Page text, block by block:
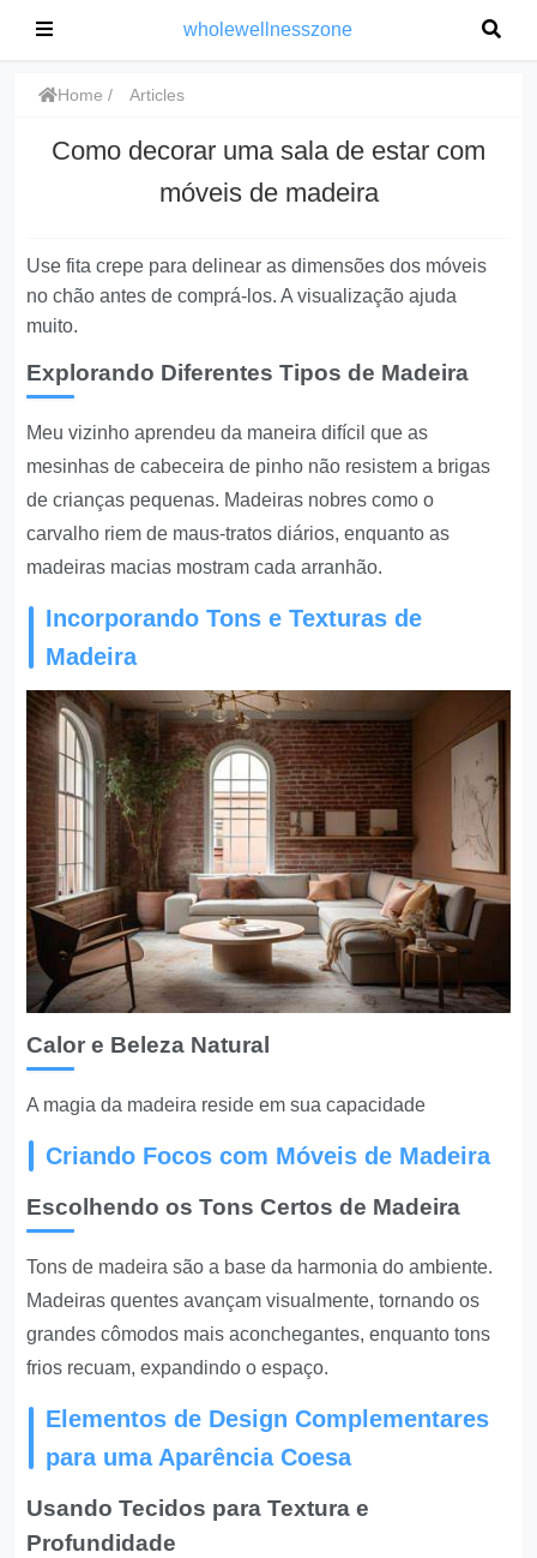
wholewellnesszone
Home Articles
Como decorar uma sala de estar com
móveis de madeira
Use fita crepe para delinear as dimensões dos móveis
no chão antes de comprá-los. A visualização ajuda
muito.
Explorando Diferentes Tipos de Madeira
Meu vizinho aprendeu da maneira difícil que as
mesinhas de cabeceira de pinho não resistem a brigas
de crianças pequenas. Madeiras nobres como o
carvalho riem de maus-tratos diários, enquanto as
madeiras macias mostram cada arranhão.
Incorporando Tons e Texturas de
Madeira
Calor e Beleza Natural
A magia da madeira reside em sua capacidade
Criando Focos com Móveis de Madeira
Escolhendo os Tons Certos de Madeira
Tons de madeira são a base da harmonia do ambiente.
Madeiras quentes avançam visualmente, tornando os
grandes cômodos mais aconchegantes, enquanto tons
frios recuam, expandindo o espaço.
Elementos de Design Complementares
para uma Aparência Coesa
Usando Tecidos para Textura e
Profundidade